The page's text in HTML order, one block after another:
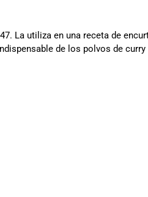
La utiliza en una receta de
de los polvos de curry